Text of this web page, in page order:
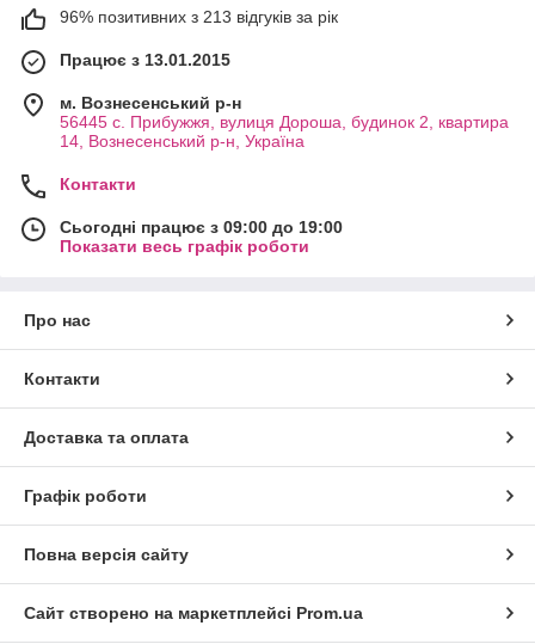
96% позитивних з 213 відгуків за рік
Працює з 13.01.2015
м. Вознесенський р-н
56445 с. Прибужжя, вулиця Дороша, будинок 2, квартира
14, Вознесенський р-н, Україна
Контакти
Сьогодні працює з 09:00 до 19:00
Показати весь графік роботи
Про нас
Контакти
Доставка та оплата
Графік роботи
Повна версія сайту
Сайт створено на маркетплейсі Prom.ua